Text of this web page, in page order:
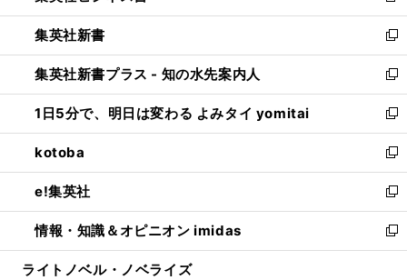
開
く
ウ
で
開
く
ウ
ィ
ン
ド
ウ
で
開
く
し
い
ウ
ィ
ン
ド
ウ
で
開
く
集英社新書
新
し
い
ウ
ィ
ン
ド
ウ
で
開
く
集英社新書プラス - 知の水先案内人
新
し
い
ウ
ィ
ン
ド
ウ
で
開
1日5分で、明日は変わる よみタイ yomitai
新
し
い
ウ
ィ
ン
ド
ウ
kotoba
新
し
い
ウ
ィ
ン
e!集英社
新
し
い
ウ
情報・知識＆オピニオン imidas
新
し
ライトノベル・ノベライズ